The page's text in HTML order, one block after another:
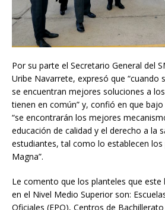
Por su parte el Secretario General del
Uribe Navarrete, expresó que “cuando
se encuentran mejores soluciones a
tienen en común” y, confió en que
“se encontrarán los mejores
educación de calidad y el derecho a la
estudiantes, tal como lo establecen
Magna”.
Le comento que los planteles que este
en el Nivel Medio Superior son:
Oficiales (EPO), Centros de